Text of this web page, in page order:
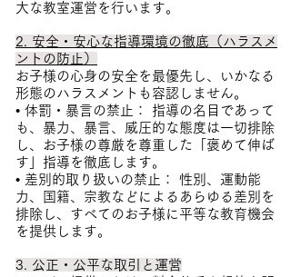
大な教室運営を行います。
2. 安全・安心な指導環境の徹底（ハラスメ
ントの防止）
お子様の心身の安全を最優先し、いかなる
形態のハラスメントも容認しません。
• 体罰・暴言の禁止： 指導の名目であって
も、暴力、暴言、威圧的な態度は一切排除
し、お子様の尊厳を尊重した「褒めて伸ば
す」指導を徹底します。
• 差別的取り扱いの禁止： 性別、運動能
力、国籍、宗教などによるあらゆる差別を
排除し、すべてのお子様に平等な教育機会
を提供します。
3. 公正・公平な取引と運営